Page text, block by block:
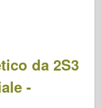
da 2S3
-